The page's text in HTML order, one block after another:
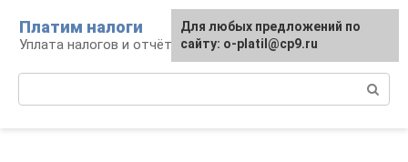
контенту
Платим налоги
Уплата налогов и отчётность
Для любых предложений по
сайту: o-platil@cp9.ru